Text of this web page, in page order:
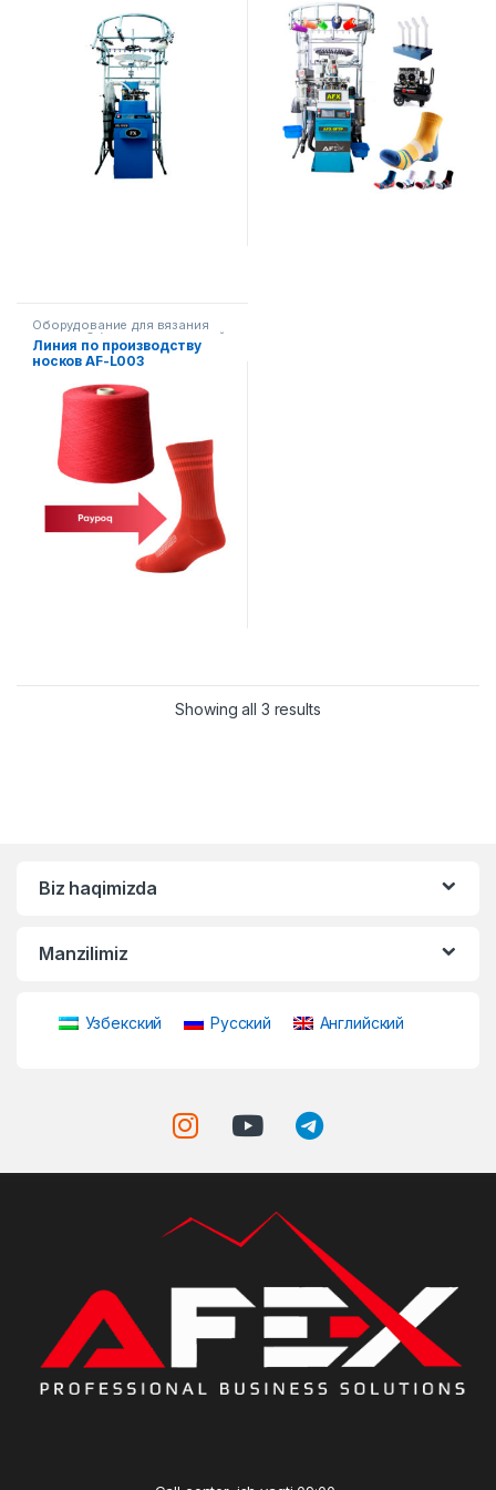
роботизированной
технологией AFX-8FTP
Оборудование для вязания
носков Оборудование легкой
промышленности
Линия по производству
носков AF-L003
Showing all 3 results
Biz haqimizda
Manzilimiz
Узбекский Русский Английский